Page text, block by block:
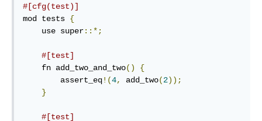
#[cfg(test)]
mod tests {
    use super
::*;
#[test]
    fn add_two_and_two
()
{
        assert_eq
!(4, add_two(2));
}
#[test]